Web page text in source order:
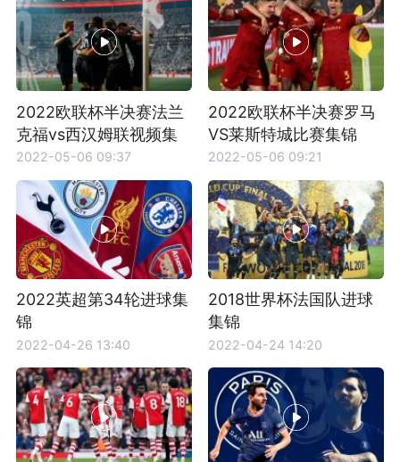
2022欧联杯半决赛法兰
克福vs西汉姆联视频集
锦
2022-05-06 09:37
2022欧联杯半决赛罗马
VS莱斯特城比赛集锦
2022-05-06 09:21
2022英超第34轮进球集
锦
2022-04-26 13:40
2018世界杯法国队进球
集锦
2022-04-24 14:20